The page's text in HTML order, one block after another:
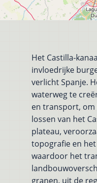
Het Castilla-
invloedrijke
verlicht Spanje.
waterweg te
en transport,
lossen van het
plateau,
topografie en
waardoor het
granen, uit de